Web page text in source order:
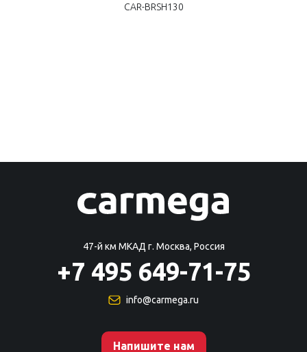
CAR-BRSH130
47-й км МКАД г. Москва, Россия
+7 495 649-71-75
info@carmega.ru
Напишите нам